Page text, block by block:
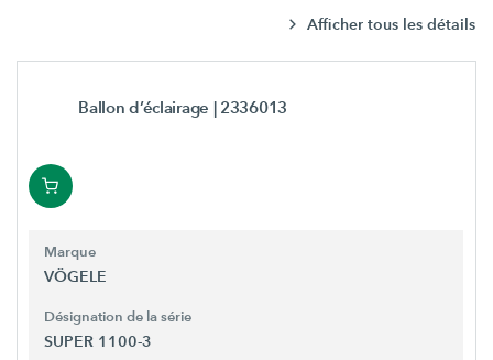
Afficher tous les détails
Ballon d’éclairage | 2336013
Marque
VÖGELE
Désignation de la série
SUPER 1100-3